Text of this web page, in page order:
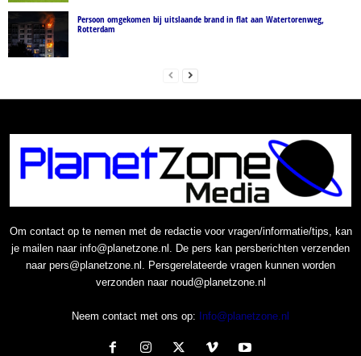
Persoon omgekomen bij uitslaande brand in flat aan Watertorenweg,
Rotterdam
Om contact op te nemen met de redactie voor vragen/informatie/tips, kan
je mailen naar info@planetzone.nl. De pers kan persberichten verzenden
naar pers@planetzone.nl. Persgerelateerde vragen kunnen worden
verzonden naar noud@planetzone.nl
Neem contact met ons op: Info@planetzone.nl